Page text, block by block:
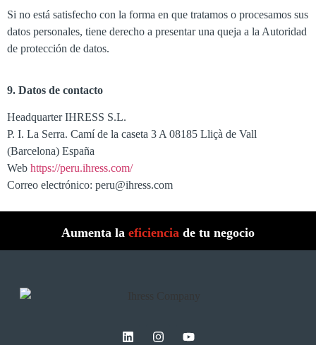
Si no está satisfecho con la forma en que tratamos o procesamos sus
datos personales, tiene derecho a presentar una queja a la Autoridad
de protección de datos.
9. Datos de contacto
Headquarter IHRESS S.L.
P. I. La Serra. Camí de la caseta 3 A 08185 Lliçà de Vall
(Barcelona) España
Web https://peru.ihress.com/
Correo electrónico: peru@ihress.com
Aumenta la eficiencia de tu negocio